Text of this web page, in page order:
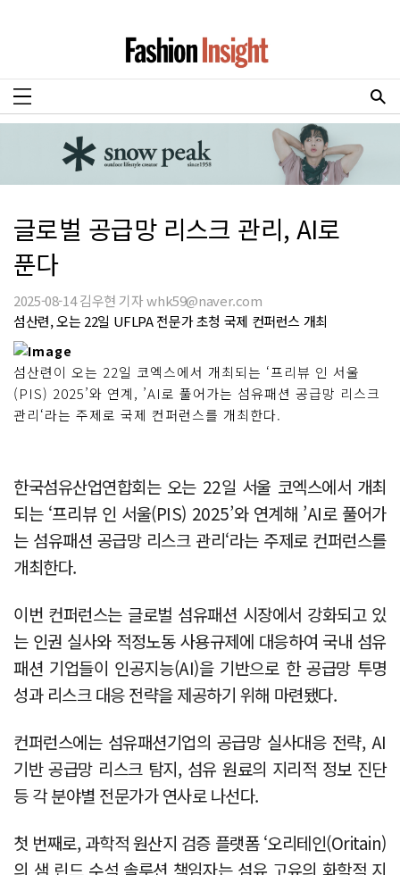
글로벌 공급망 리스크 관리, AI로
푼다
2025-08-14 김우현 기자 whk59@naver.com
섬산련, 오는 22일 UFLPA 전문가 초청 국제 컨퍼런스 개최
섬산련이 오는 22일 코엑스에서 개최되는 ‘프리뷰 인 서울
(PIS) 2025’와 연계, ’AI로 풀어가는 섬유패션 공급망 리스크
관리‘라는 주제로 국제 컨퍼런스를 개최한다.
한국섬유산업연합회는 오는 22일 서울 코엑스에서 개최
되는 ‘프리뷰 인 서울(PIS) 2025’와 연계해 ’AI로 풀어가
는 섬유패션 공급망 리스크 관리‘라는 주제로 컨퍼런스를
개최한다.
이번 컨퍼런스는 글로벌 섬유패션 시장에서 강화되고 있
는 인권 실사와 적정노동 사용규제에 대응하여 국내 섬유
패션 기업들이 인공지능(AI)을 기반으로 한 공급망 투명
성과 리스크 대응 전략을 제공하기 위해 마련됐다.
컨퍼런스에는 섬유패션기업의 공급망 실사대응 전략, AI
기반 공급망 리스크 탐지, 섬유 원료의 지리적 정보 진단
등 각 분야별 전문가가 연사로 나선다.
첫 번째로, 과학적 원산지 검증 플랫폼 ‘오리테인(Oritain)
의 샘 린드 수석 솔루션 책임자는 섬유 고유의 화학적 지